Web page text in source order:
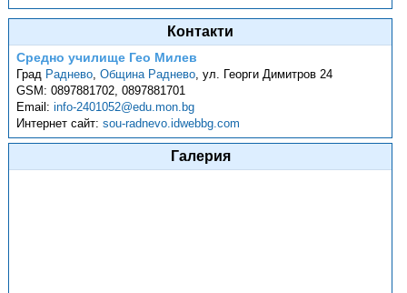
Контакти
Средно училище Гео Милев
Град Раднево,Община Раднево,ул. Георги Димитров 24
GSM:0897881702, 0897881701
Email:info-2401052@edu.mon.bg
Интернет сайт:sou-radnevo.idwebbg.com
Галерия